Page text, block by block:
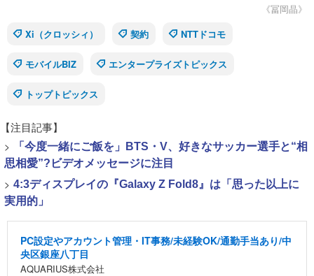
《冨岡晶》
Xi（クロッシィ）
契約 NTTドコモ
モバイルBIZ エンタープライズトピックス
トップトピックス
【注目記事】
>
「今度一緒にご飯を」BTS・V、好きなサッカー選手と“相
思相愛”?ビデオメッセージに注目
> 4:3ディスプレイの『Galaxy Z Fold8』は「思った以上に
実用的」
PC設定やアカウント管理・IT事務/未経験OK/通勤手当あり/中
央区銀座八丁目
AQUARIUS株式会社